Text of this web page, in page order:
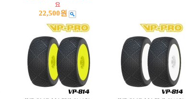
요
22,500원